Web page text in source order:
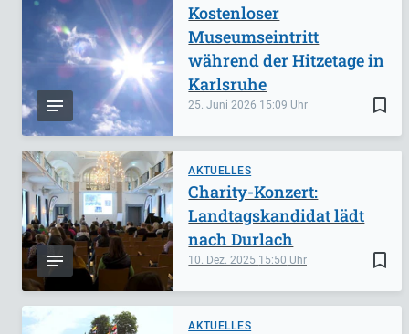
bookmark_border
25. Juni 2026 15:09
Kostenloser
Museumseintritt
während der Hitzetage in
Karlsruhe
AKTUELLES
bookmark_border
10. Dez. 2025 15:50
Charity-Konzert:
Landtagskandidat lädt
nach Durlach
AKTUELLES